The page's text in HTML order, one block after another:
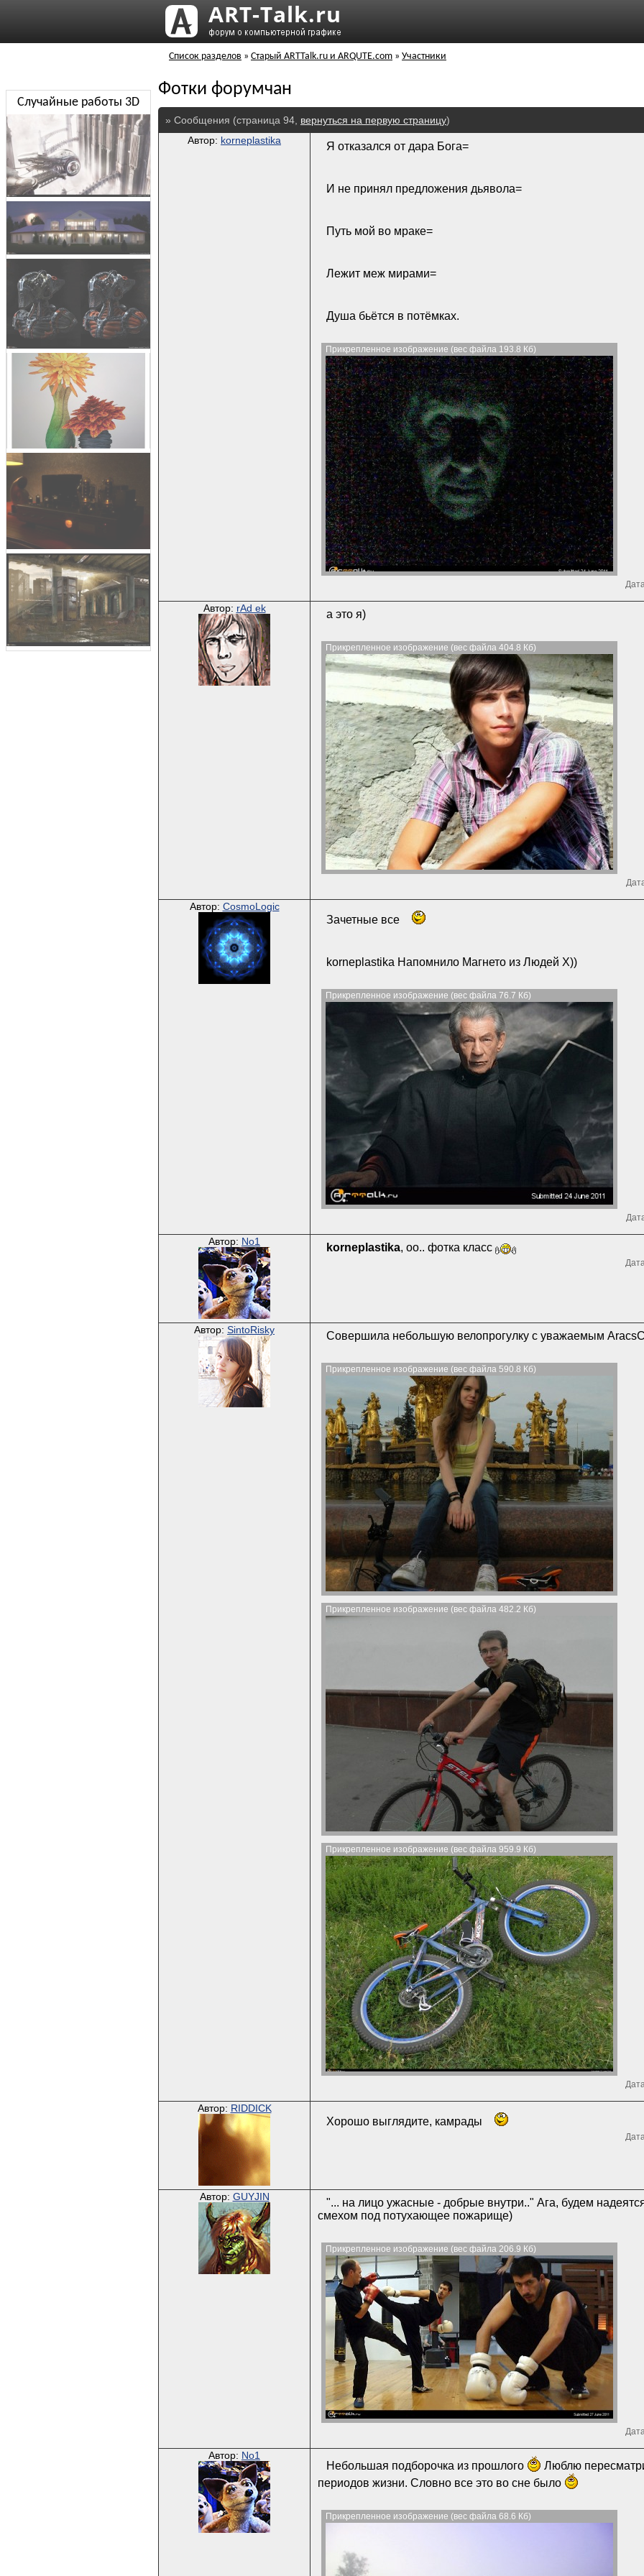
Список разделов » Старый ARTTalk.ru и ARQUTE.com » Участники
Фотки форумчан
» Сообщения (страница 94, вернуться на первую страницу)
Автор: korneplastika Я отказался от дара Бога=
И не принял предложения дьявола=
Путь мой во мраке=
Лежит меж мирами=
Душа бьётся в потёмках.
Прикрепленное изображение (вес файла 193.8 Кб)
Автор: rAd ek а это я)
Прикрепленное изображение (вес файла 404.8 Кб)
Автор: CosmoLogic
Зачетные все
korneplastika Напомнило Магнето из Людей X))
Прикрепленное изображение (вес файла 76.7 Кб)
Автор: No1 korneplastika, оо.. фотка класс
Автор: SintoRisky Совершила небольшую велопрогулку с уважаемым
Прикрепленное изображение (вес файла 590.8 Кб)
Прикрепленное изображение (вес файла 482.2 Кб)
Прикрепленное изображение (вес файла 959.9 Кб)
Автор: RIDDICK
Хорошо выглядите, камрады
Автор: GUYJIN
"... на лицо ужасные - добрые внутри.." Ага, будем
смехом под потухающее пожарище)
Прикрепленное изображение (вес файла 206.9 Кб)
Автор: No1
Небольшая подборочка из прошлого
Люблю
периодов жизни. Словно все это во сне было
Прикрепленное изображение (вес файла 68.6 Кб)
Случайные работы 3D